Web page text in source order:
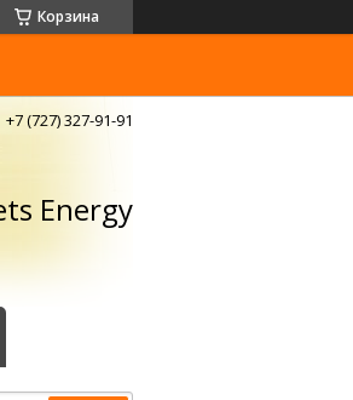
Корзина
+7 (727) 327-91-91
Energy